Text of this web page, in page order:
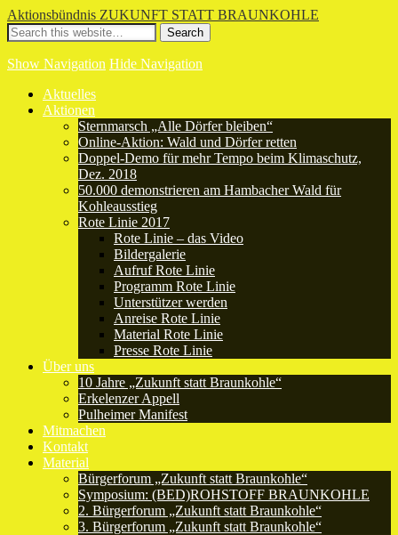
Aktionsbündnis ZUKUNFT STATT BRAUNKOHLE
Show Navigation Hide Navigation
Aktuelles
Aktionen
Sternmarsch „Alle Dörfer bleiben“
Online-Aktion: Wald und Dörfer retten
Doppel-Demo für mehr Tempo beim Klimaschutz,
Dez. 2018
50.000 demonstrieren am Hambacher Wald für
Kohleausstieg
Rote Linie 2017
Rote Linie – das Video
Bildergalerie
Aufruf Rote Linie
Programm Rote Linie
Unterstützer werden
Anreise Rote Linie
Material Rote Linie
Presse Rote Linie
Über uns
10 Jahre „Zukunft statt Braunkohle“
Erkelenzer Appell
Pulheimer Manifest
Mitmachen
Kontakt
Material
Bürgerforum „Zukunft statt Braunkohle“
Symposium: (BED)ROHSTOFF BRAUNKOHLE
2. Bürgerforum „Zukunft statt Braunkohle“
3. Bürgerforum „Zukunft statt Braunkohle“